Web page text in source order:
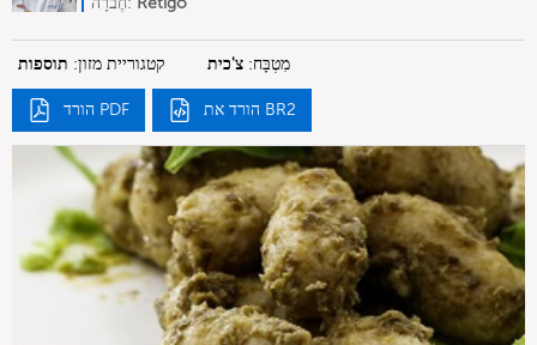
קטגוריית מזון: תוספות מִטְבָּח: צ'כית
הורד PDF הורד את BR2